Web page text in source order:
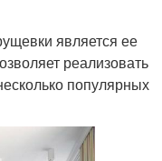
является ее
реализовать
популярных